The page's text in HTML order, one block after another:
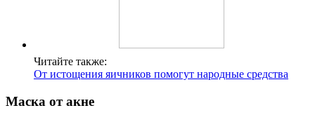
Читайте также:
От истощения яичников помогут народные средства
Маска от акне